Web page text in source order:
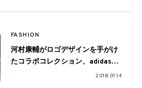
FASHION
河村康輔がロゴデザインを手がけ
たコラボコレクション、adidas
Originals by UNITED ARROWS &
2018.01.14